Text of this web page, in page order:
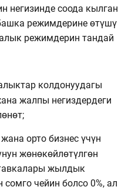
негизинде соода кылган
режимдерине өтүшү
режимдерин тандай
колдонуудагы
жалпы негиздердеги
орто бизнес үчүн
жөнөкөйлөтүлгөн
жылдык
чейин болсо 0%, ал